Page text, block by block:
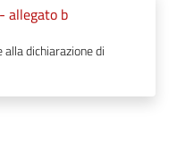
allegato b
dichiarazione di